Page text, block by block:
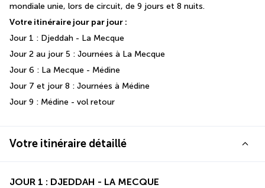
mondiale unie, lors de circuit, de 9 jours et 8 nuits.
Votre itinéraire jour par jour :
Jour 1 : Djeddah - La Mecque
Jour 2 au jour 5 : Journées à La Mecque
Jour 6 : La Mecque - Médine
Jour 7 et jour 8 : Journées à Médine
Jour 9 : Médine - vol retour
Votre itinéraire détaillé
JOUR 1 : DJEDDAH - LA MECQUE